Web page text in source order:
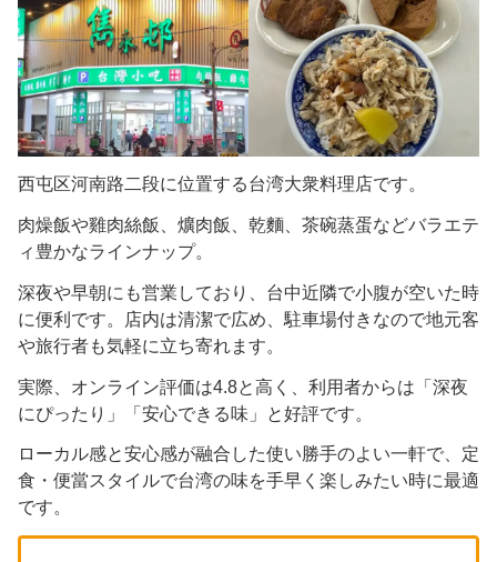
西屯区河南路二段に位置する台湾大衆料理店です。
肉燥飯や雞肉絲飯、爌肉飯、乾麵、茶碗蒸蛋などバラエテ
ィ豊かなラインナップ。
深夜や早朝にも営業しており、台中近隣で小腹が空いた時
に便利です。店内は清潔で広め、駐車場付きなので地元客
や旅行者も気軽に立ち寄れます。
実際、オンライン評価は4.8と高く、利用者からは「深夜
にぴったり」「安心できる味」と好評です。
ローカル感と安心感が融合した使い勝手のよい一軒で、定
食・便當スタイルで台湾の味を手早く楽しみたい時に最適
です。